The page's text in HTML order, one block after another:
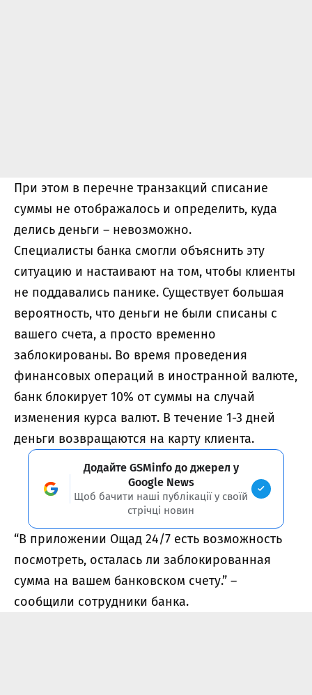
При этом в перечне транзакций списание
суммы не отображалось и определить, куда
делись деньги – невозможно.
Специалисты банка смогли объяснить эту
ситуацию и настаивают на том, чтобы клиенты
не поддавались панике. Существует большая
вероятность, что деньги не были списаны с
вашего счета, а просто временно
заблокированы. Во время проведения
финансовых операций в иностранной валюте,
банк блокирует 10% от суммы на случай
изменения курса валют. В течение 1-3 дней
деньги возвращаются на карту клиента.
Додайте GSMinfo до джерел у
Google News
Щоб бачити наші публікації у своїй
стрічці новин
“В приложении Ощад 24/7 есть возможность
посмотреть, осталась ли заблокированная
сумма на вашем банковском счету.” –
сообщили сотрудники банка.